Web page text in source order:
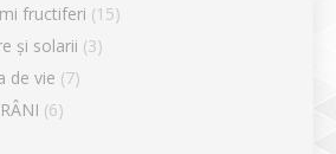
fructiferi (15)
și solarii (3)
de vie (7)
(6)